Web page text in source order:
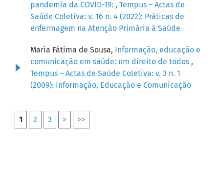
pandemia da COVID-19: , Tempus – Actas de
Saúde Coletiva: v. 16 n. 4 (2022): Práticas de
enfermagem na Atenção Primária à Saúde
Maria Fátima de Sousa, Informação, educação e
comunicação em saúde: um direito de todos ,
Tempus – Actas de Saúde Coletiva: v. 3 n. 1
(2009): Informação, Educação e Comunicação
1 2 3 > >>